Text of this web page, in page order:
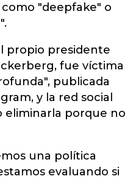
"deepfake" o
propio presidente
fue víctima
publicada
y la red social
eliminarla porque no
una política
evaluando si